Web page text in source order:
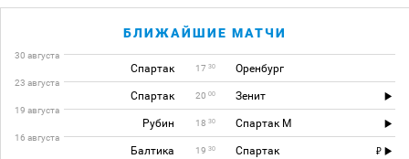
БЛИЖАЙШИЕ МАТЧИ
30 августа
Спартак 17 30 Оренбург
23 августа
Спартак 20 00 Зенит
19 августа
Рубин 18 30 Спартак М
16 августа
Балтика 19 30 Спартак